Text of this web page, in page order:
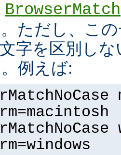
BrowserMatch
ただし、こ
字を区別し
例えば: